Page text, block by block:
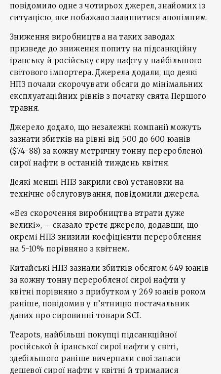
повідомило одне з чотирьох джерел, знайомих із
ситуацією, яке побажало залишитися анонімним.
Зниження виробництва на таких заводах
призведе до зниження попиту на підсанкційну
іранську й російську сиру нафту у найбільшого
світового імпортера. Джерела додали, що деякі
НПЗ почали скорочувати обсяги до мінімальних
експлуатаційних рівнів з початку свята Першого
травня.
Джерело додало, що незалежні компанії можуть
зазнати збитків на рівні від 500 до 600 юанів
($74-88) за кожну метричну тонну переробленої
сирої нафти в останній тиждень квітня.
Деякі менші НПЗ закрили свої установки на
технічне обслуговування, повідомили джерела.
«Без скорочення виробництва втрати дуже
великі», – сказало третє джерело, додавши, що
окремі НПЗ знизили коефіцієнти перероблення
на 5-10% порівняно з квітнем.
Китайські НПЗ зазнали збитків обсягом 649 юанів
за кожну тонну переробленої сирої нафти у
квітні порівняно з прибутком у 269 юанів роком
раніше, повідомив у п’ятницю постачальник
даних про сировинні товари SCI.
Teapots, найбільші покупці підсанкційної
російської й іранської сирої нафти у світі,
здебільшого раніше вичерпали свої запаси
дешевої сирої нафти у квітні й трималися